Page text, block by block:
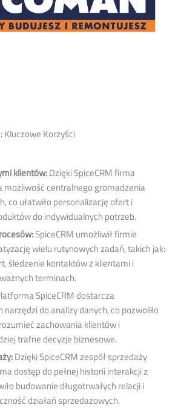
Kluczowe Korzyści
klientów:Dzięki SpiceCRM firma
możliwość centralnego gromadzenia
co ułatwiło personalizację ofert i
do indywidualnych potrzeb.
SpiceCRM umożliwił firmie
wielu rutynowych zadań, takich jak:
śledzenie kontaktów z klientami i
terminach.
SpiceCRM dostarcza
do analizy danych, co pozwoliło
zachowania klientów i
trafne decyzje biznesowe.
Dzięki SpiceCRM zespół sprzedaży
dostęp do pełnej historii interakcji z
budowanie długotrwałych relacji i
działań sprzedażowych.